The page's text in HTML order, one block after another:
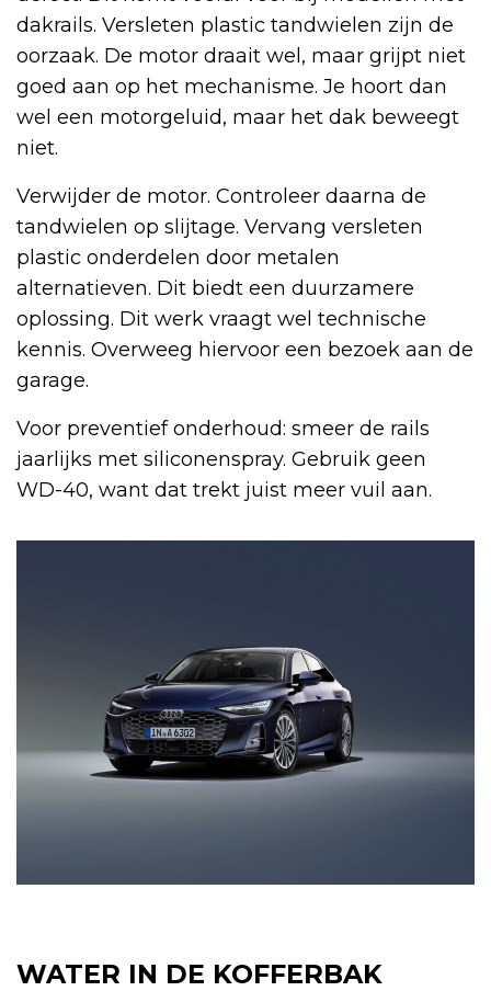
dakrails. Versleten plastic tandwielen zijn de
oorzaak. De motor draait wel, maar grijpt niet
goed aan op het mechanisme. Je hoort dan
wel een motorgeluid, maar het dak beweegt
niet.
Verwijder de motor. Controleer daarna de
tandwielen op slijtage. Vervang versleten
plastic onderdelen door metalen
alternatieven. Dit biedt een duurzamere
oplossing. Dit werk vraagt wel technische
kennis. Overweeg hiervoor een bezoek aan de
garage.
Voor preventief onderhoud: smeer de rails
jaarlijks met siliconenspray. Gebruik geen
WD-40, want dat trekt juist meer vuil aan.
WATER IN DE KOFFERBAK